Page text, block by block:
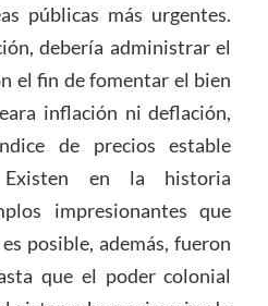
públicas más urgentes.
debería administrar el
el fin de fomentar el bien
inflación ni deflación,
de precios estable
Existen en la historia
impresionantes que
posible, además, fueron
que el poder colonial